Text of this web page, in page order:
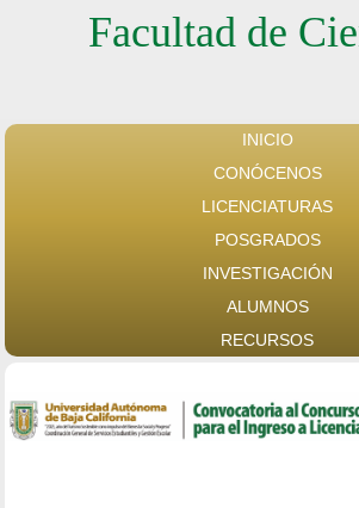
Facultad de
INICIO
CONÓCENOS
LICENCIATURAS
POSGRADOS
INVESTIGACIÓN
ALUMNOS
RECURSOS